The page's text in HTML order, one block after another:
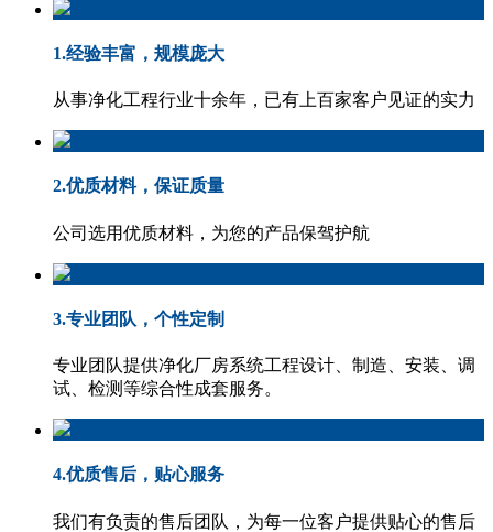
1.经验丰富，规模庞大
从事净化工程行业十余年，已有上百家客户见证的实力
2.优质材料，保证质量
公司选用优质材料，为您的产品保驾护航
3.专业团队，个性定制
专业团队提供净化厂房系统工程设计、制造、安装、调
试、检测等综合性成套服务。
4.优质售后，贴心服务
我们有负责的售后团队，为每一位客户提供贴心的售后